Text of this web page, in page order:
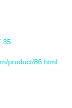
product/86.html